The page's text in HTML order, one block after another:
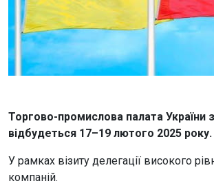
Торгово-промислова палата України
відбудеться 17–19 лютого 2025 року.
У рамках візиту делегації високого
компаній.